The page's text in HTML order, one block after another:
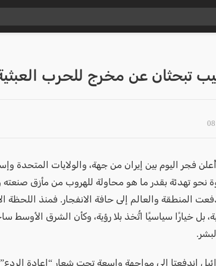
تبحثان عن مخرج للحرب
فجر اليوم بين إيران من جهة، والولايات المتحدة
نحو تهدئة بقدر ما هو محاولة للهروب من مأزق
المنطقة والعالم إلى حافة الانفجار. فمنذ اللحظة
بل خيارًا سياسيًا اتُّخذ بلا رؤية، وكأن الشرق الأوسط
اندفعتا إلى مواجهة واسعة تحت شعار “إعادة